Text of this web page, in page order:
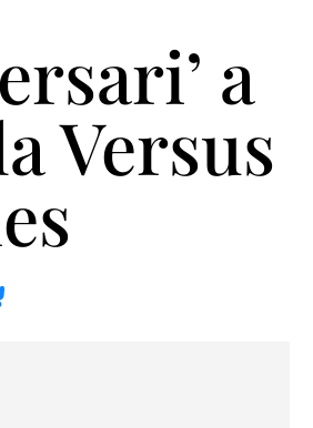
a
Versus